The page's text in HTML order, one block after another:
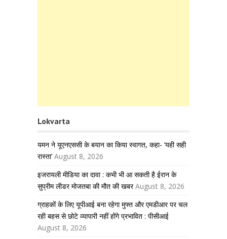
Lokvarta
यमन ने यूएनएससी के बयान का किया स्वागत, कहा- ‘यही सही
रास्ता’ August 8, 2026
इजरायली मीडिया का दावा : कभी भी आ सकती है ईरान के
सुप्रीम लीडर मोजतबा की मौत की खबर August 8, 2026
ग्राहकों के लिए यूपीआई बना रहेगा मुफ्त और एमडीआर पर चल
रही बहस से छोटे व्यापारी नहीं होंगे प्रभावित : पीसीआई
August 8, 2026